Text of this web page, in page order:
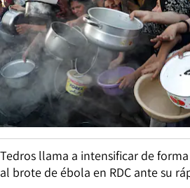
Tedros llama a intensificar de forma
al brote de ébola en RDC ante su